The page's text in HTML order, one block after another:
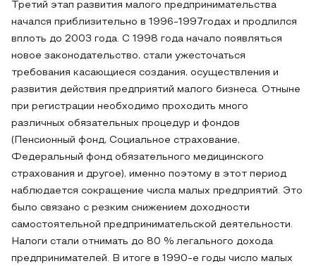
Третий этап развития малого предпринимательства
начался приблизительно в 1996-1997годах и продлился
вплоть до 2003 года. С 1998 года начало появляться
новое законодательство, стали ужесточаться
требования касающиеся создания, осуществления и
развития действия предприятий малого бизнеса. Отныне
при регистрации необходимо проходить много
различных обязательных процедур и фондов
(Пенсионный фонд, Социальное страхование,
Федеральный фонд обязательного медицинского
страхования и другое), именно поэтому в этот период
наблюдается сокращение числа малых предприятий. Это
было связано с резким снижением доходности
самостоятельной предпринимательской деятельности.
Налоги стали отнимать до 80 % легального дохода
предпринимателей. В итоге в 1990-е годы число малых